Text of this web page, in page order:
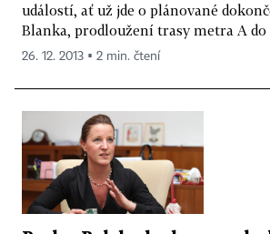
událostí, ať už jde o plánované
Blanka, prodloužení trasy metra A do
26. 12. 2013 ▪ 2 min. čtení